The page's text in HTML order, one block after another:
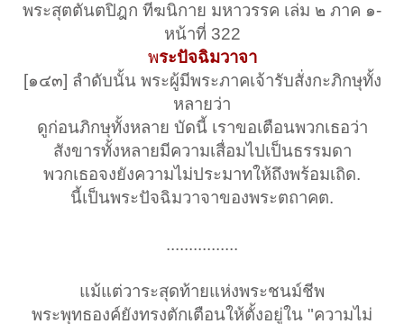
พระสุตตันตปิฎก ทีฆนิกาย มหาวรรค เล่ม ๒ ภาค ๑-
หน้าที่ 322
พระปัจฉิมวาจา
[๑๔๓] ลำดับนั้น พระผู้มีพระภาคเจ้ารับสั่งกะภิกษุทั้ง
หลายว่า
ดูก่อนภิกษุทั้งหลาย บัดนี้ เราขอเตือนพวกเธอว่า
สังขารทั้งหลายมีความเสื่อมไปเป็นธรรมดา
พวกเธอจงยังความไม่ประมาทให้ถึงพร้อมเถิด.
นี้เป็นพระปัจฉิมวาจาของพระตถาคต.
................
แม้แต่วาระสุดท้ายแห่งพระชนม์ชีพ
พระพุทธองค์ยังทรงตักเตือนให้ตั้งอยู่ใน "ความไม่